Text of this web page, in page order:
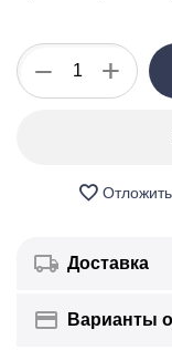
+
−
Отложить
Доставка
Варианты